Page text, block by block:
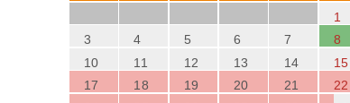
1
3
4 5 6 7 8
10
11 12 13 14 15
17
18 19 20 21 22